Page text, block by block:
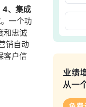
4、集成
一个功
和忠诚
销自动
客户信